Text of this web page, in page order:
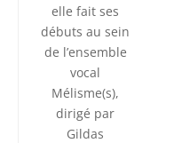
elle fait ses
débuts au sein
de l’ensemble
vocal
Mélisme(s),
dirigé par
Gildas